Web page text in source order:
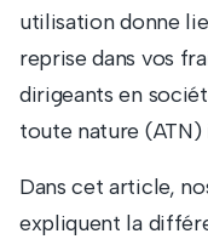
utilisation donne
reprise dans vos
dirigeants en
toute nature (ATN)
Dans cet article,
expliquent la